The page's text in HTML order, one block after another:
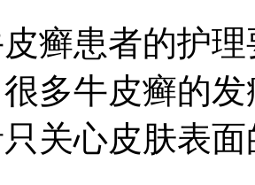
癣患者的护
多牛皮癣的
关心皮肤表